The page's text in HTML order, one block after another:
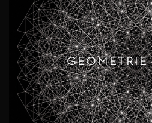
GEOMETRIE